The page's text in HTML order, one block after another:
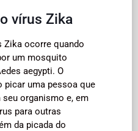
vírus Zika
Zika ocorre quando
um mosquito
aegypti. O
uma pessoa que
organismo e, em
para outras
da picada do